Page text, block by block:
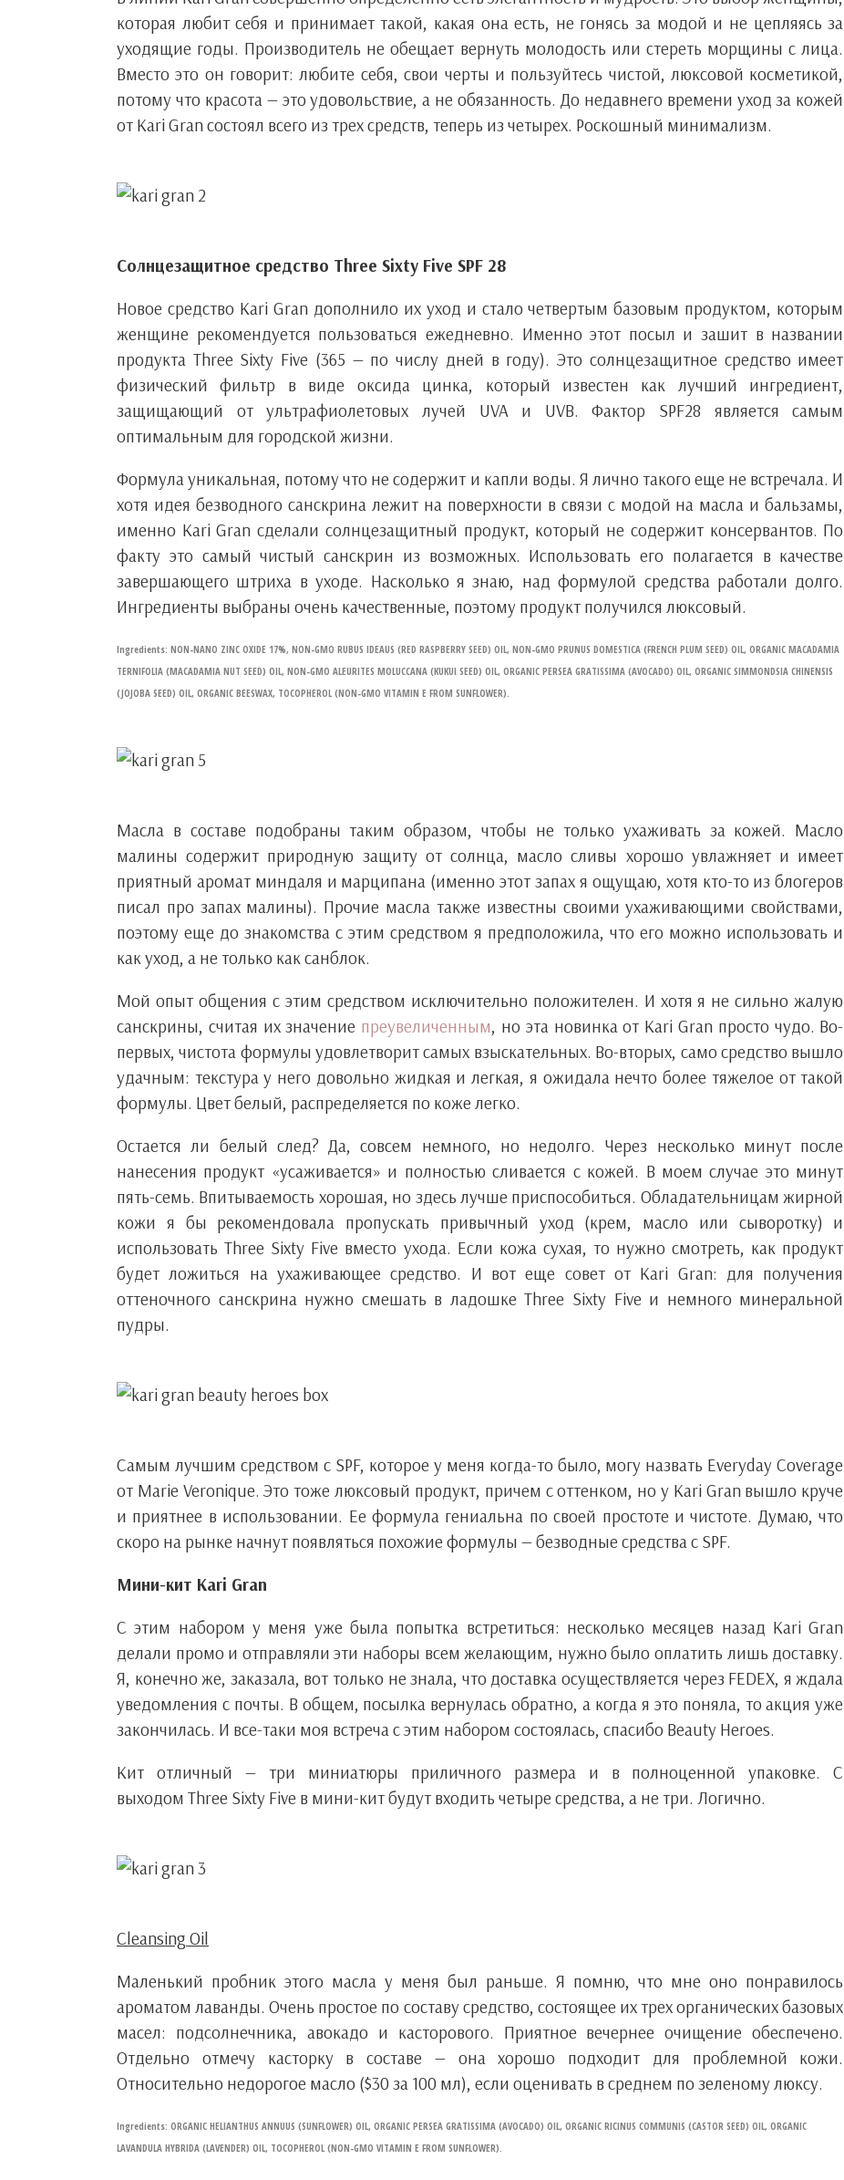
которая любит себя и принимает такой, какая она есть, не гонясь за модой и не цепляясь за
уходящие годы. Производитель не обещает вернуть молодость или стереть морщины с лица.
Вместо это он говорит: любите себя, свои черты и пользуйтесь чистой, люксовой косметикой,
потому что красота — это удовольствие, а не обязанность. До недавнего времени уход за кожей
от Kari Gran состоял всего из трех средств, теперь из четырех. Роскошный минимализм.
Солнцезащитное средство Three Sixty Five SPF 28
Новое средство Kari Gran дополнило их уход и стало четвертым базовым продуктом, которым
женщине рекомендуется пользоваться ежедневно. Именно этот посыл и зашит в названии
продукта Three Sixty Five (365 — по числу дней в году). Это солнцезащитное средство имеет
физический фильтр в виде оксида цинка, который известен как лучший ингредиент,
защищающий от ультрафиолетовых лучей UVA и UVB. Фактор SPF28 является самым
оптимальным для городской жизни.
Формула уникальная, потому что не содержит и капли воды. Я лично такого еще не встречала. И
хотя идея безводного санскрина лежит на поверхности в связи с модой на масла и бальзамы,
именно Kari Gran сделали солнцезащитный продукт, который не содержит консервантов. По
факту это самый чистый санскрин из возможных. Использовать его полагается в качестве
завершающего штриха в уходе. Насколько я знаю, над формулой средства работали долго.
Ингредиенты выбраны очень качественные, поэтому продукт получился люксовый.
Ingredients: NON-NANO ZINC OXIDE 17%, NON-GMO RUBUS IDEAUS (RED RASPBERRY SEED) OIL, NON-GMO PRUNUS DOMESTICA (FRENCH PLUM SEED) OIL, ORGANIC MACADAMIA
TERNIFOLIA (MACADAMIA NUT SEED) OIL, NON-GMO ALEURITES MOLUCCANA (KUKUI SEED) OIL, ORGANIC PERSEA GRATISSIMA (AVOCADO) OIL, ORGANIC SIMMONDSIA CHINENSIS
(JOJOBA SEED) OIL, ORGANIC BEESWAX, TOCOPHEROL (NON-GMO VITAMIN E FROM SUNFLOWER).
Масла в составе подобраны таким образом, чтобы не только ухаживать за кожей. Масло
малины содержит природную защиту от солнца, масло сливы хорошо увлажняет и имеет
приятный аромат миндаля и марципана (именно этот запах я ощущаю, хотя кто-то из блогеров
писал про запах малины). Прочие масла также известны своими ухаживающими свойствами,
поэтому еще до знакомства с этим средством я предположила, что его можно использовать и
как уход, а не только как санблок.
Мой опыт общения с этим средством исключительно положителен. И хотя я не сильно жалую
санскрины, считая их значение преувеличенным, но эта новинка от Kari Gran просто чудо. Во-
первых, чистота формулы удовлетворит самых взыскательных. Во-вторых, само средство вышло
удачным: текстура у него довольно жидкая и легкая, я ожидала нечто более тяжелое от такой
формулы. Цвет белый, распределяется по коже легко.
Остается ли белый след? Да, совсем немного, но недолго. Через несколько минут после
нанесения продукт «усаживается» и полностью сливается с кожей. В моем случае это минут
пять-семь. Впитываемость хорошая, но здесь лучше приспособиться. Обладательницам жирной
кожи я бы рекомендовала пропускать привычный уход (крем, масло или сыворотку) и
использовать Three Sixty Five вместо ухода. Если кожа сухая, то нужно смотреть, как продукт
будет ложиться на ухаживающее средство. И вот еще совет от Kari Gran: для получения
оттеночного санскрина нужно смешать в ладошке Three Sixty Five и немного минеральной
пудры.
Самым лучшим средством с SPF, которое у меня когда-то было, могу назвать Everyday Coverage
от Marie Veronique. Это тоже люксовый продукт, причем с оттенком, но у Kari Gran вышло круче
и приятнее в использовании. Ее формула гениальна по своей простоте и чистоте. Думаю, что
скоро на рынке начнут появляться похожие формулы — безводные средства с SPF.
Мини-кит Kari Gran
С этим набором у меня уже была попытка встретиться: несколько месяцев назад Kari Gran
делали промо и отправляли эти наборы всем желающим, нужно было оплатить лишь доставку.
Я, конечно же, заказала, вот только не знала, что доставка осуществляется через FEDEX, я ждала
уведомления с почты. В общем, посылка вернулась обратно, а когда я это поняла, то акция уже
закончилась. И все-таки моя встреча с этим набором состоялась, спасибо Beauty Heroes.
Кит отличный — три миниатюры приличного размера и в полноценной упаковке. С
выходом Three Sixty Five в мини-кит будут входить четыре средства, а не три. Логично.
Cleansing Oil
Маленький пробник этого масла у меня был раньше. Я помню, что мне оно понравилось
ароматом лаванды. Очень простое по составу средство, состоящее их трех органических базовых
масел: подсолнечника, авокадо и касторового. Приятное вечернее очищение обеспечено.
Отдельно отмечу касторку в составе — она хорошо подходит для проблемной кожи.
Относительно недорогое масло ($30 за 100 мл), если оценивать в среднем по зеленому люксу.
Ingredients: ORGANIC HELIANTHUS ANNUUS (SUNFLOWER) OIL, ORGANIC PERSEA GRATISSIMA (AVOCADO) OIL, ORGANIC RICINUS COMMUNIS (CASTOR SEED) OIL, ORGANIC
LAVANDULA HYBRIDA (LAVENDER) OIL, TOCOPHEROL (NON-GMO VITAMIN E FROM SUNFLOWER).